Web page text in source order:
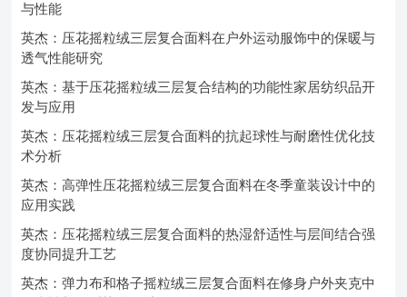
与性能
英杰：压花摇粒绒三层复合面料在户外运动服饰中的保暖与
透气性能研究
英杰：基于压花摇粒绒三层复合结构的功能性家居纺织品开
发与应用
英杰：压花摇粒绒三层复合面料的抗起球性与耐磨性优化技
术分析
英杰：高弹性压花摇粒绒三层复合面料在冬季童装设计中的
应用实践
英杰：压花摇粒绒三层复合面料的热湿舒适性与层间结合强
度协同提升工艺
英杰：弹力布和格子摇粒绒三层复合面料在修身户外夹克中